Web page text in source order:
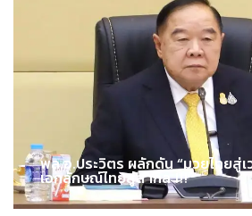
พล.อ.ประวิตร ผลักดัน “มวยไทยสู่เ
เอกลักษณ์ไทยสู่สากล !!!